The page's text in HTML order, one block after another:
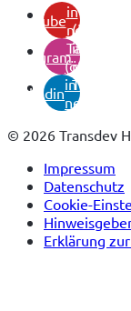
youtubein
neuem
Tab)
instagram
(öffnet
in
neuem
Tab)
linkedin
(öffnet
in
neuem
© 2026 Transdev
Impressum
Datenschutz
Cookie-
Erklärung